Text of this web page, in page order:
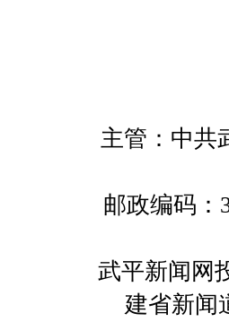
主管：中共
邮政编码：
武平新闻网
建省新闻